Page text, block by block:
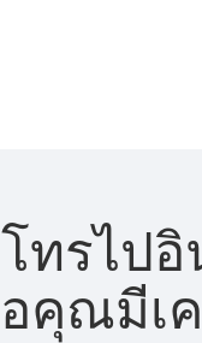
โทรไปอิ
คุณมีเ